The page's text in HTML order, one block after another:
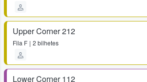
Upper Corner 212
Fila F 2 bilhetes
Lower Corner 112